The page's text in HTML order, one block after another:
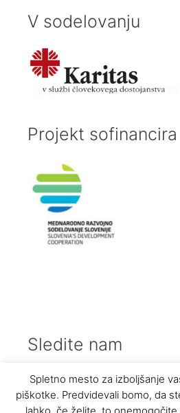
V sodelovanju
Projekt sofinancira
Sledite nam
Facebook
Instagram
Spletno mesto za izboljšanje
piškotke. Predvidevali bomo, da